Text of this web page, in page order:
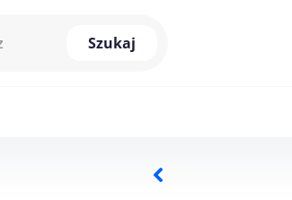
Szukaj